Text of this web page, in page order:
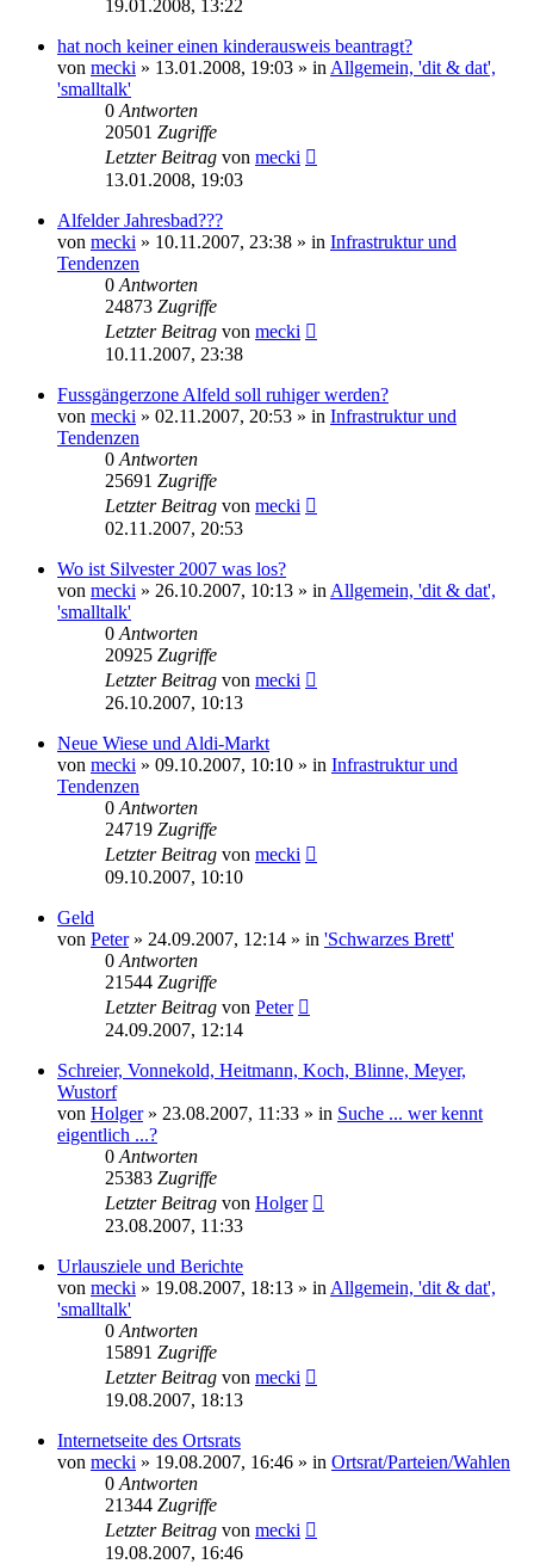
19.01.2008, 13:22
hat noch keiner einen kinderausweis beantragt?
von mecki » 13.01.2008, 19:03 » in Allgemein, 'dit & dat',
'smalltalk'
0 Antworten
20501 Zugriffe
Letzter Beitrag von mecki
13.01.2008, 19:03
Alfelder Jahresbad???
von mecki » 10.11.2007, 23:38 » in Infrastruktur und
Tendenzen
0 Antworten
24873 Zugriffe
Letzter Beitrag von mecki
10.11.2007, 23:38
Fussgängerzone Alfeld soll ruhiger werden?
von mecki » 02.11.2007, 20:53 » in Infrastruktur und
Tendenzen
0 Antworten
25691 Zugriffe
Letzter Beitrag von mecki
02.11.2007, 20:53
Wo ist Silvester 2007 was los?
von mecki » 26.10.2007, 10:13 » in Allgemein, 'dit & dat',
'smalltalk'
0 Antworten
20925 Zugriffe
Letzter Beitrag von mecki
26.10.2007, 10:13
Neue Wiese und Aldi-Markt
von mecki » 09.10.2007, 10:10 » in Infrastruktur und
Tendenzen
0 Antworten
24719 Zugriffe
Letzter Beitrag von mecki
09.10.2007, 10:10
Geld
von Peter» 24.09.2007, 12:14 » in 'Schwarzes Brett'
0 Antworten
21544 Zugriffe
Letzter Beitrag von Peter
24.09.2007, 12:14
Schreier, Vonnekold, Heitmann, Koch, Blinne, Meyer,
Wustorf
von Holger» 23.08.2007, 11:33 » in Suche ... wer kennt
eigentlich ...?
0 Antworten
25383 Zugriffe
Letzter Beitrag von Holger
23.08.2007, 11:33
Urlausziele und Berichte
von mecki » 19.08.2007, 18:13 » in Allgemein, 'dit & dat',
'smalltalk'
0 Antworten
15891 Zugriffe
Letzter Beitrag von mecki
19.08.2007, 18:13
Internetseite des Ortsrats
von mecki » 19.08.2007, 16:46 » in Ortsrat/Parteien/Wahlen
0 Antworten
21344 Zugriffe
Letzter Beitrag von mecki
19.08.2007, 16:46